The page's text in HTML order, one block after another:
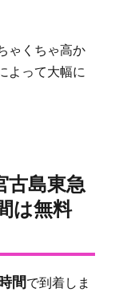
ゃくちゃ高か
よって大幅に
古島東急
は無料
間で到着しま